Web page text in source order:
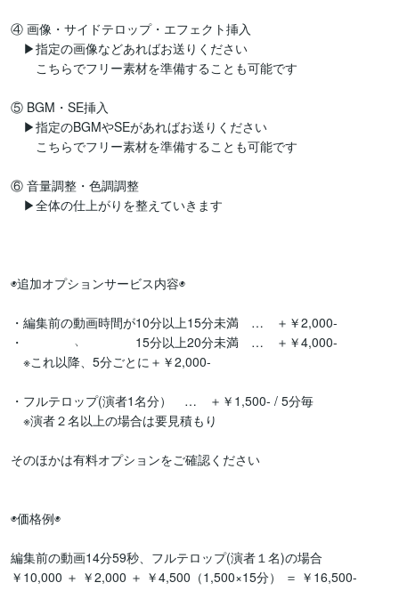
④ 画像・サイドテロップ・エフェクト挿入
▶︎指定の画像などあればお送りください
こちらでフリー素材を準備することも可能です
⑤ BGM・SE挿入
▶︎指定のBGMやSEがあればお送りください
こちらでフリー素材を準備することも可能です
⑥ 音量調整・色調調整
▶︎全体の仕上がりを整えていきます
◉追加オプションサービス内容◉
・編集前の動画時間が10分以上15分未満　…　＋￥2,000-
・　　　　﹆　　　　15分以上20分未満　…　＋￥4,000-
※これ以降、5分ごとに＋￥2,000-
・フルテロップ(演者1名分）　…　＋￥1,500- / 5分毎
※演者２名以上の場合は要見積もり
そのほかは有料オプションをご確認ください
◉価格例◉
編集前の動画14分59秒、フルテロップ(演者１名)の場合
￥10,000 ＋ ￥2,000 ＋ ￥4,500（1,500×15分） ＝ ￥16,500-